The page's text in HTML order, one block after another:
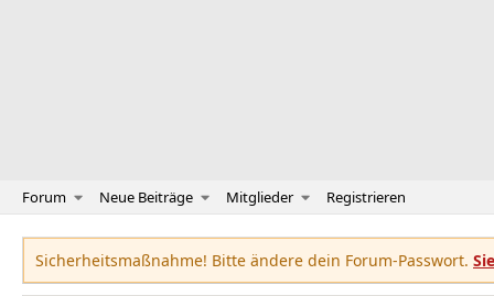
Forum Neue Beiträge Mitglieder Registrieren
Sicherheitsmaßnahme! Bitte ändere dein Forum-Passwort.